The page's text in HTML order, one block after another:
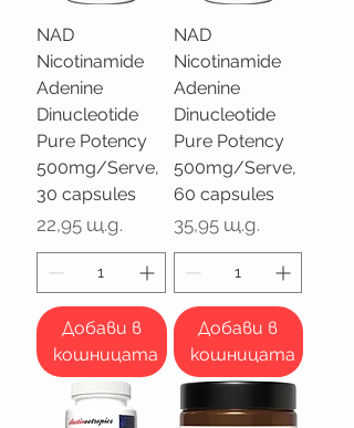
NAD
Nicotinamide
Adenine
Dinucleotide
Pure Potency
500mg/Serve,
30 capsules
Цена
22,95 щ.д.
Добави в
кошницата
NAD
Nicotinamide
Adenine
Dinucleotide
Pure Potency
500mg/Serve,
60 capsules
Цена
35,95 щ.д.
Добави в
кошницата